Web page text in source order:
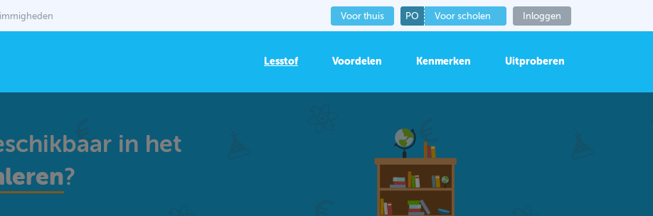
Voor thuis PO Voor scholen Inloggen
Lesstof Voordelen Kenmerken Uitproberen
in het
?